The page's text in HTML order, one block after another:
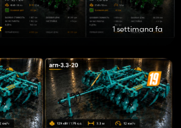
1 settimana fa